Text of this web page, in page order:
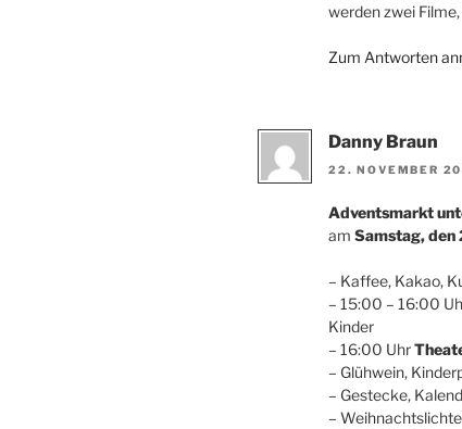
werden zwei
Zum Antworten
Danny Braun
22. NOVEMBER
Adventsmarkt
am Samstag, den
– Kaffee, Kakao,
– 15:00 – 16:00
Kinder
– 16:00 Uhr
– Glühwein,
– Gestecke,
–